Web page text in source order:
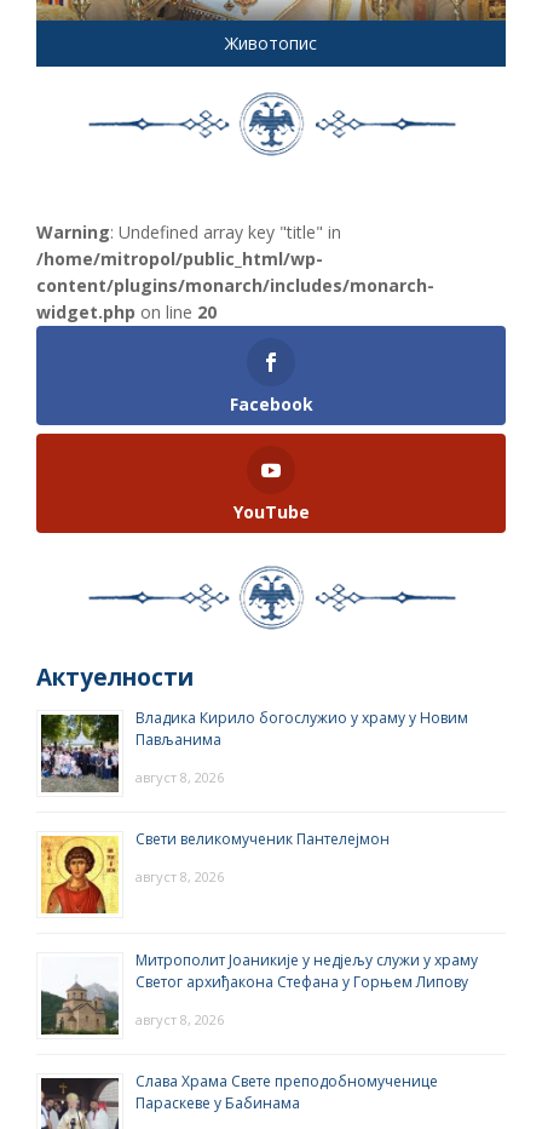
Животопис
Warning: Undefined array key "title" in
/home/mitropol/public_html/wp-
content/plugins/monarch/includes/monarch-
widget.php on line 20
Facebook
YouTube
Актуелности
Владика Кирило богослужио у храму у Новим
Пављанима
август 8, 2026
Свети великомученик Пантелејмон
август 8, 2026
Митрополит Јоаникије у недјељу служи у храму
Светог архиђакона Стефана у Горњем Липову
август 8, 2026
Слава Храма Свете преподобномученице
Параскеве у Бабинама